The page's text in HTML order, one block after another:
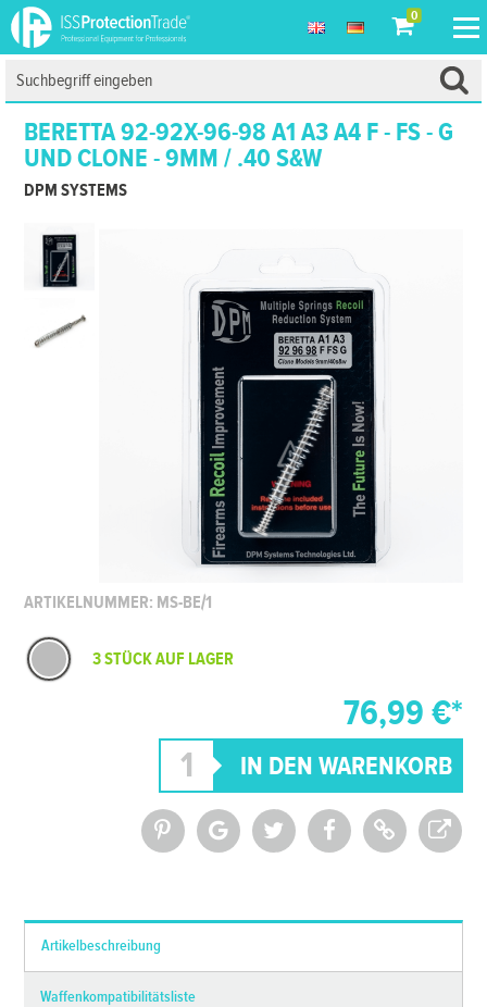
0
BERETTA 92-92X-96-98 A1 A3 A4 F - FS - G
UND CLONE - 9MM / .40 S&W
DPM SYSTEMS
ARTIKELNUMMER: MS-BE/1
3 STÜCK AUF LAGER
76,99 €*
Artikelbeschreibung
Waffenkompatibilitätsliste